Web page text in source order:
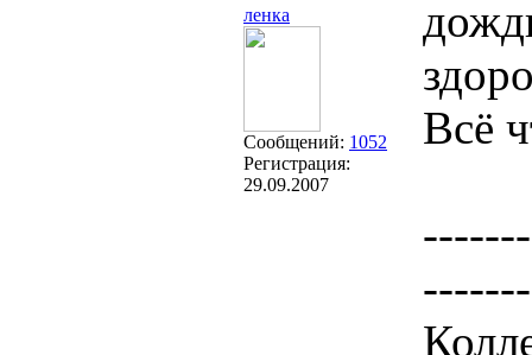
ленка
Сообщений: 1052
Регистрация:
29.09.2007
Всё